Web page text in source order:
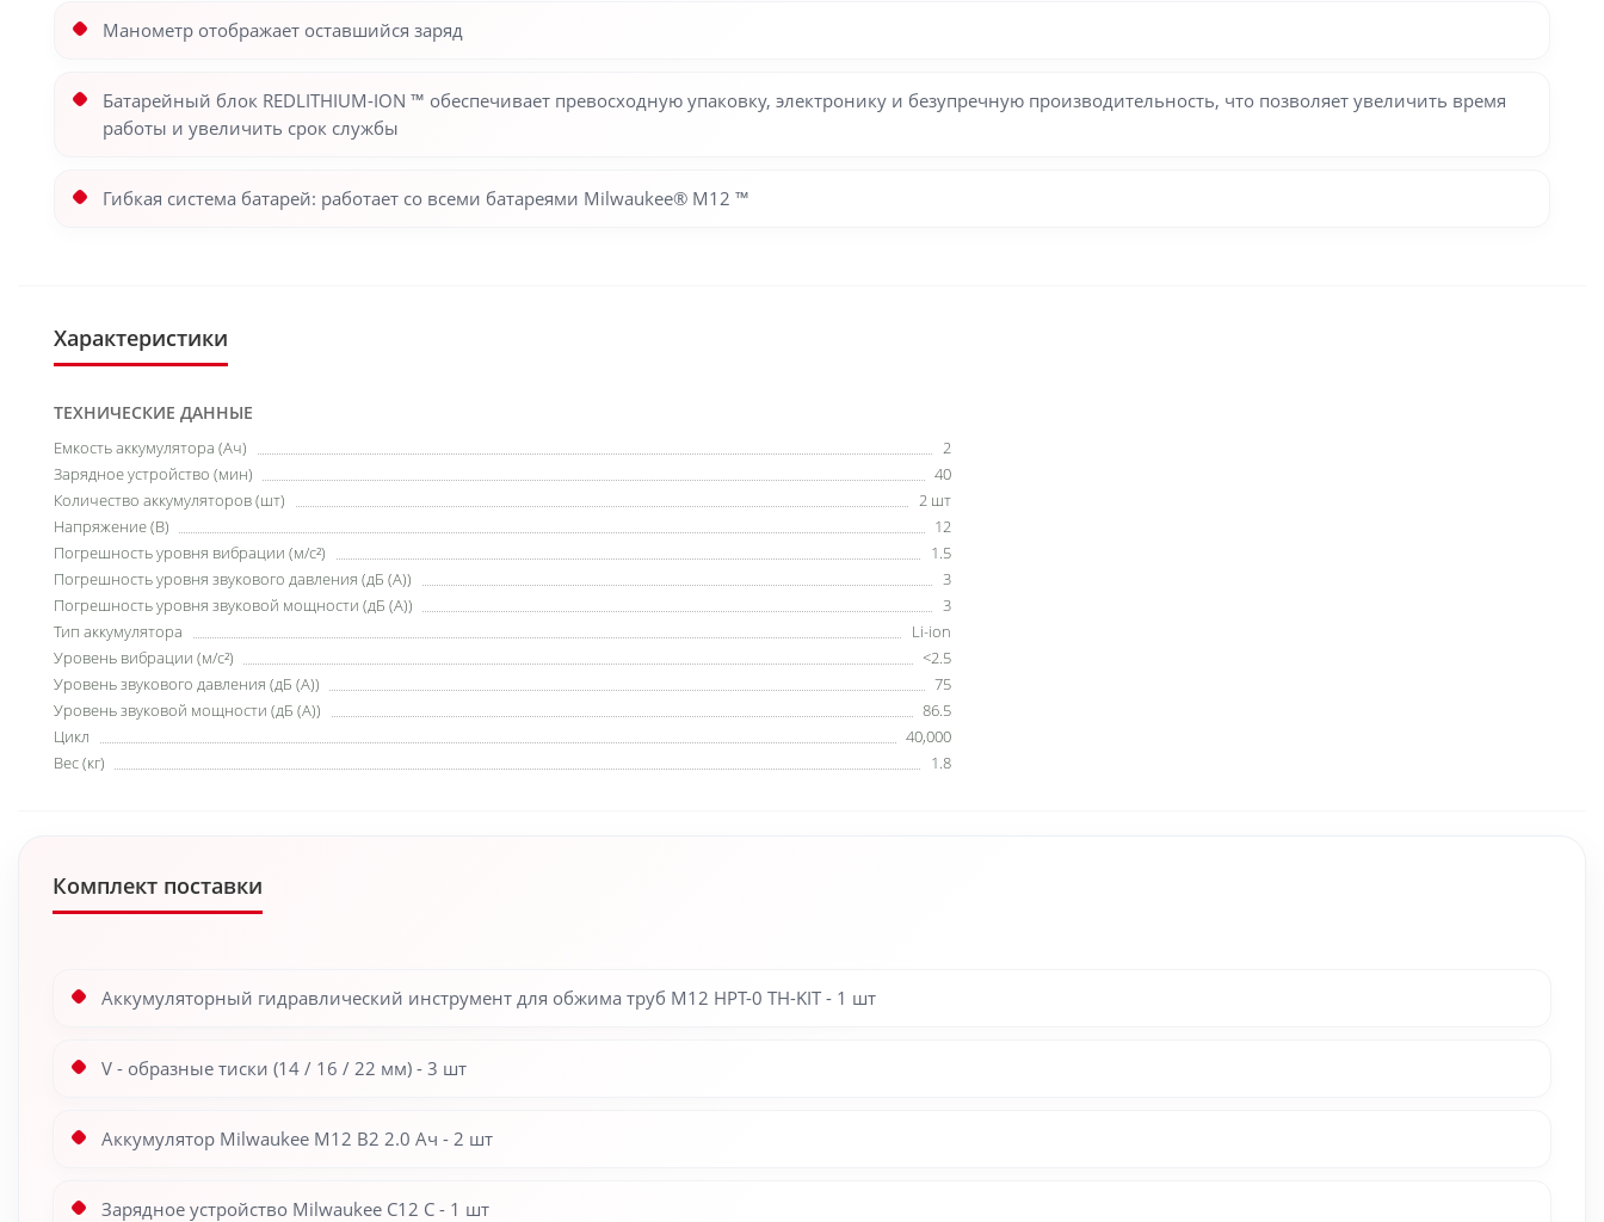
Манометр отображает оставшийся заряд
Батарейный блок REDLITHIUM-ION ™ обеспечивает превосходную упаковку, электронику и безупречную производительность, что позволяет увеличить время
работы и увеличить срок службы
Гибкая система батарей: работает со всеми батареями Milwaukee® M12 ™
Характеристики
ТЕХНИЧЕСКИЕ ДАННЫЕ
Емкость аккумулятора (Ач)
2
Зарядное устройство (мин)
40
Количество аккумуляторов (шт)
2 шт
Напряжение (В)
12
Погрешность уровня вибрации (м/с²)
1.5
Погрешность уровня звукового давления (дБ (А))
3
Погрешность уровня звуковой мощности (дБ (А))
3
Тип аккумулятора
Li-ion
Уровень вибрации (м/с²)
<2.5
Уровень звукового давления (дБ (А))
75
Уровень звуковой мощности (дБ (А))
86.5
Цикл
40,000
Вес (кг)
1.8
Комплект поставки
Аккумуляторный гидравлический инструмент для обжима труб M12 HPT-0 TH-KIT - 1 шт
V - образные тиски (14 / 16 / 22 мм) - 3 шт
Аккумулятор Milwaukee M12 B2 2.0 Ач - 2 шт
Зарядное устройство Milwaukee C12 C - 1 шт